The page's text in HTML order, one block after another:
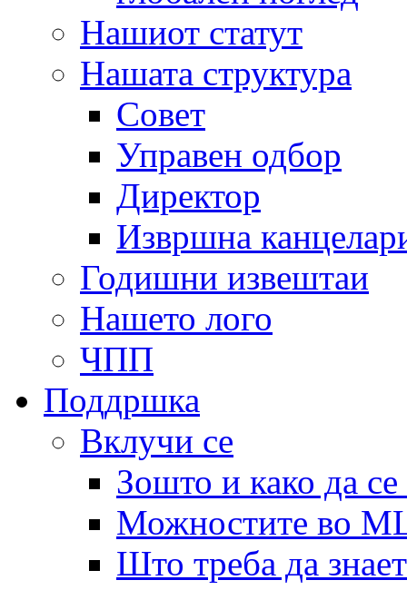
Нашиот статут
Нашата структура
Совет
Управен одбор
Директор
Извршна
Годишни извештаи
Нашето лого
ЧПП
Поддршка
Вклучи се
Зошто и како да
Можностите во
Што треба да